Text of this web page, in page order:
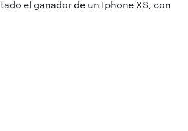
el ganador de un Iphone XS, con